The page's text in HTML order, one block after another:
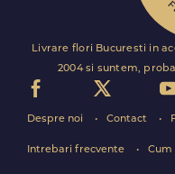
Livrare flori Bucuresti in
2004 si suntem,
Despre noi Contact
Intrebari frecvente Cum